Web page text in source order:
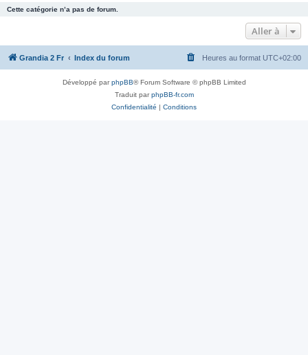
Cette catégorie n’a pas de forum.
Aller à
Grandia 2 Fr Index du forum Heures au format UTC+02:00
Développé parphpBB® Forum Software © phpBB Limited
Traduit parphpBB-fr.com
Confidentialité | Conditions